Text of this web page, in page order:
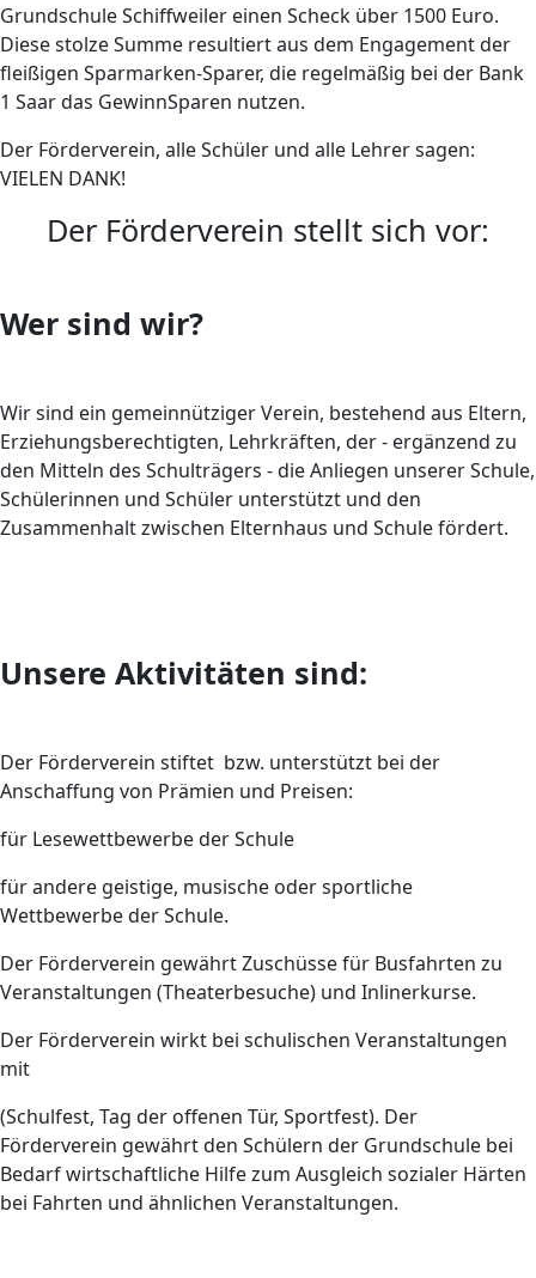
Grundschule Schiffweiler einen Scheck über 1500 Euro.
Diese stolze Summe resultiert aus dem Engagement der
fleißigen Sparmarken-Sparer, die regelmäßig bei der Bank
1 Saar das GewinnSparen nutzen.
Der Förderverein, alle Schüler und alle Lehrer sagen:
VIELEN DANK!
Der Förderverein stellt sich vor:
Wer sind wir?
Wir sind ein gemeinnütziger Verein, bestehend aus Eltern,
Erziehungsberechtigten, Lehrkräften, der - ergänzend zu
den Mitteln des Schulträgers - die Anliegen unserer Schule,
Schülerinnen und Schüler unterstützt und den
Zusammenhalt zwischen Elternhaus und Schule fördert.
Unsere Aktivitäten sind:
Der Förderverein stiftet bzw. unterstützt bei der
Anschaffung von Prämien und Preisen:
für Lesewettbewerbe der Schule
für andere geistige, musische oder sportliche
Wettbewerbe der Schule.
Der Förderverein gewährt Zuschüsse für Busfahrten zu
Veranstaltungen (Theaterbesuche) und Inlinerkurse.
Der Förderverein wirkt bei schulischen Veranstaltungen
mit
(Schulfest, Tag der offenen Tür, Sportfest). Der
Förderverein gewährt den Schülern der Grundschule bei
Bedarf wirtschaftliche Hilfe zum Ausgleich sozialer Härten
bei Fahrten und ähnlichen Veranstaltungen.